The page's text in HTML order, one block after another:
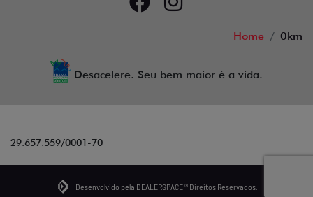
Home 0km
Desacelere. Seu bem maior é a vida.
29.657.559/0001-70
Desenvolvido pela DEALERSPACE ® Direitos Reservados.